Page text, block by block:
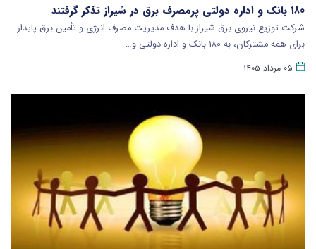
۱۸۰ بانک و اداره دولتی پرمصرف برق در شیراز تذکر گرفتند
شرکت توزیع نیروی برق شیراز با هدف مدیریت مصرف انرژی و تأمین برق پایدار
برای همه مشترکان، به ۱۸۰ بانک و اداره دولتی و…
۰۵ مرداد ۱۴۰۵